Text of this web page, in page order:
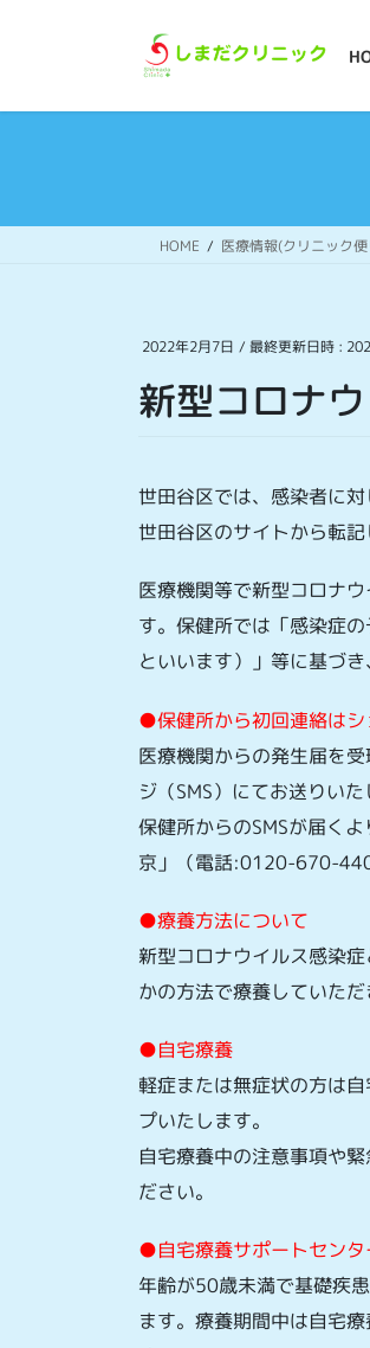
HOME 医療情報(クリニック
2022年2月7日 / 最終更新日時 :
新型コロナ
世田谷区では、感染者に対
世田谷区のサイトから転
医療機関等で新型コロナ
す。保健所では「感染症
といいます）」等に基づ
●保健所から初回連絡は
医療機関からの発生届を
ジ（SMS）にてお送りいた
保健所からのSMSが届く
京」（電話:0120-670-
●療養方法について
新型コロナウイルス感染
かの方法で療養していただ
●自宅療養
軽症または無症状の方は
プいたします。
自宅療養中の注意事項や
ださい。
●自宅療養サポートセン
年齢が50歳未満で基礎疾
ます。療養期間中は自宅